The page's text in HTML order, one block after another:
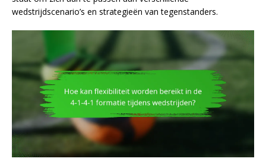
wedstrijdscenario’s en strategieën van tegenstanders.